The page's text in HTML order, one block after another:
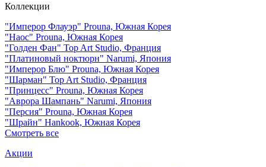
Коллекции
"Имперор Флауэр" Prouna, Южная Корея
"Наос" Prouna, Южная Корея
"Голден Фан" Top Art Studio, Франция
"Платиновый ноктюрн" Narumi, Япония
"Имперор Блю" Prouna, Южная Корея
"Шарман" Top Art Studio, Франция
"Принцесс" Prouna, Южная Корея
"Аврора Шампань" Narumi, Япония
"Персия" Prouna, Южная Корея
"Шрайн" Hankook, Южная Корея
Смотреть все
Акции